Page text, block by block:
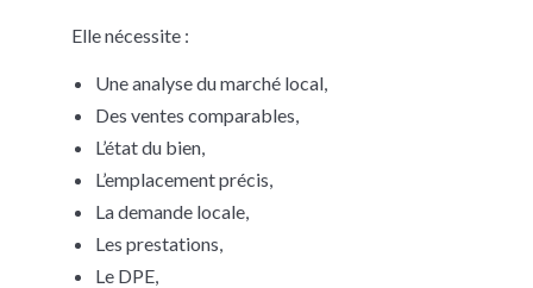
Elle nécessite :
Une analyse du marché local,
Des ventes comparables,
L’état du bien,
L’emplacement précis,
La demande locale,
Les prestations,
Le DPE,